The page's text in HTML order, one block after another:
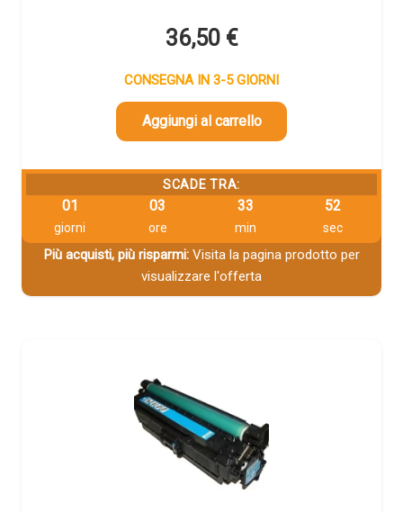
36,50 €
CONSEGNA IN 3-5 GIORNI
Aggiungi al carrello
SCADE TRA:
01
giorni
03
ore
33
min
51
sec
Più acquisti, più risparmi:Visita la pagina prodotto per
visualizzare l'offerta